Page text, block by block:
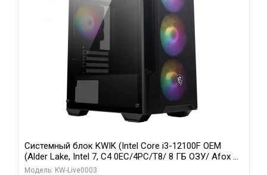
Системный блок KWIK (Intel Core i3-12100F OEM
(Alder Lake, Intel 7, C4 0EC/4PC/T8/ 8 ГБ ОЗУ/ Afox R5
220 1GB DDR3 64bit VGA DVI HDMI 1FAN LP RTL / 128
Модель: KW-Live0003